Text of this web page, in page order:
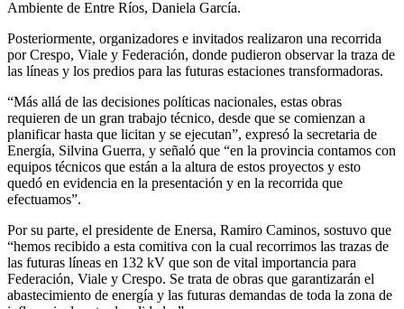
Ambiente de Entre Ríos, Daniela García.
Posteriormente, organizadores e invitados realizaron una recorrida
por Crespo, Viale y Federación, donde pudieron observar la traza de
las líneas y los predios para las futuras estaciones transformadoras.
“Más allá de las decisiones políticas nacionales, estas obras
requieren de un gran trabajo técnico, desde que se comienzan a
planificar hasta que licitan y se ejecutan”, expresó la secretaria de
Energía, Silvina Guerra, y señaló que “en la provincia contamos con
equipos técnicos que están a la altura de estos proyectos y esto
quedó en evidencia en la presentación y en la recorrida que
efectuamos”.
Por su parte, el presidente de Enersa, Ramiro Caminos, sostuvo que
“hemos recibido a esta comitiva con la cual recorrimos las trazas de
las futuras líneas en 132 kV que son de vital importancia para
Federación, Viale y Crespo. Se trata de obras que garantizarán el
abastecimiento de energía y las futuras demandas de toda la zona de